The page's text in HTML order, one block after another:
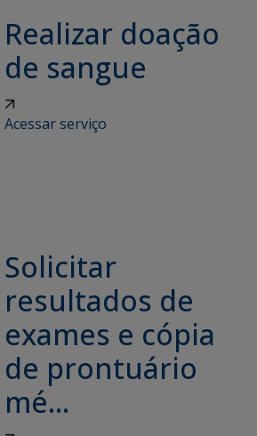
Realizar doação
de sangue
Acessar serviço
Solicitar
resultados de
exames e cópia
de prontuário
mé...